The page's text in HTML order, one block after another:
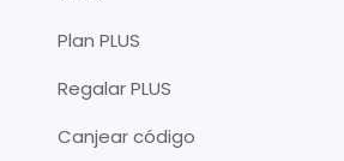
Plan PLUS
Regalar PLUS
Canjear código